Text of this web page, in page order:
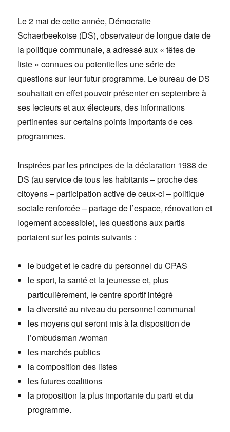
Le 2 mai de cette année, Démocratie
Schaerbeekoise (DS), observateur de longue date de
la politique communale, a adressé aux « têtes de
liste » connues ou potentielles une série de
questions sur leur futur programme. Le bureau de DS
souhaitait en effet pouvoir présenter en septembre à
ses lecteurs et aux électeurs, des informations
pertinentes sur certains points importants de ces
programmes.
Inspirées par les principes de la déclaration 1988 de
DS (au service de tous les habitants – proche des
citoyens – participation active de ceux-ci – politique
sociale renforcée – partage de l’espace, rénovation et
logement accessible), les questions aux partis
portaient sur les points suivants :
le budget et le cadre du personnel du CPAS
le sport, la santé et la jeunesse et, plus
particulièrement, le centre sportif intégré
la diversité au niveau du personnel communal
les moyens qui seront mis à la disposition de
l’ombudsman /woman
les marchés publics
la composition des listes
les futures coalitions
la proposition la plus importante du parti et du
programme.